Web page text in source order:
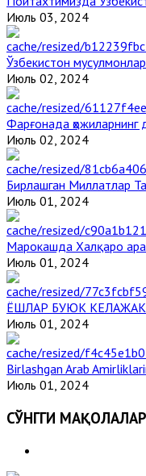
Июль 03, 2024
Ўзбекистон
Июль 02, 2024
Фарғонада ҳожиларнинг
Июль 02, 2024
Бирлашган Миллатлар
Июль 01, 2024
Марокашда Халқаро
Июль 01, 2024
ЁШЛАР БУЮК
Июль 01, 2024
Birlashgan Arab
Июль 01, 2024
СЎНГГИ МАҚОЛАЛАР